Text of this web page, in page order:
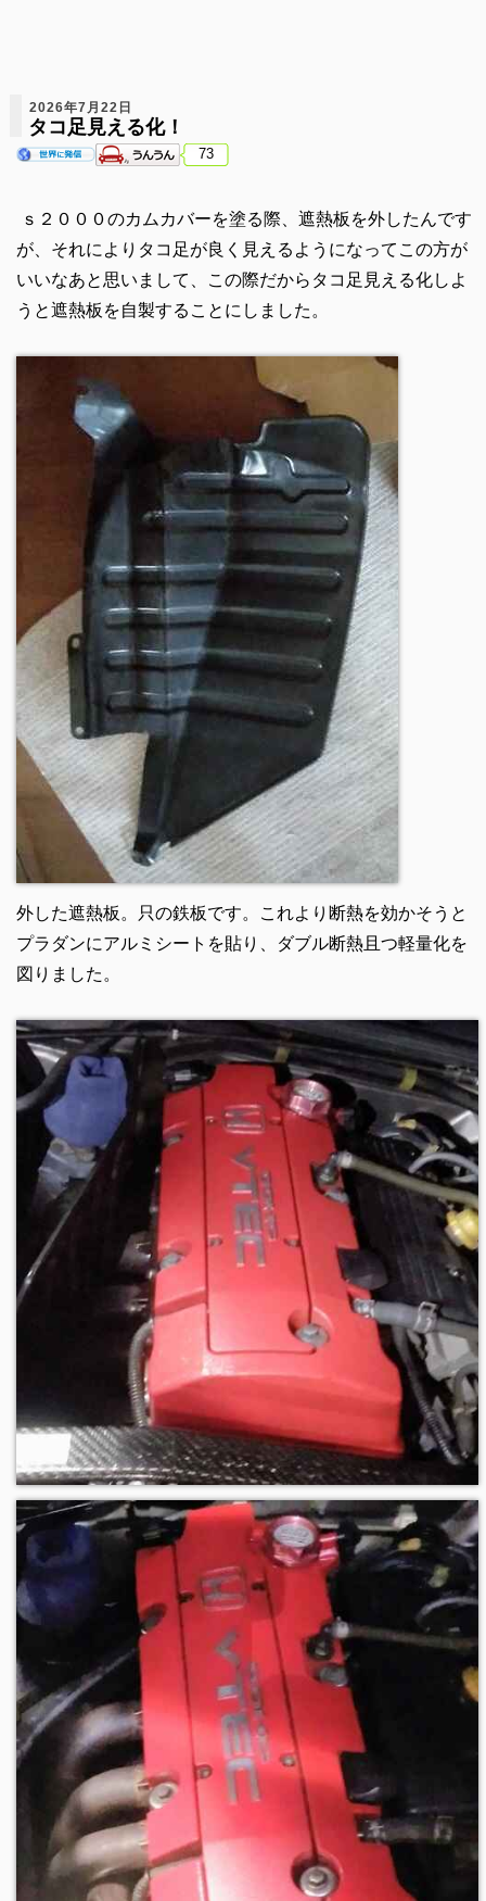
2026年7月22日
タコ足見える化！
73
ｓ２０００のカムカバーを塗る際、遮熱板を外したんです
が、それによりタコ足が良く見えるようになってこの方が
いいなあと思いまして、この際だからタコ足見える化しよ
うと遮熱板を自製することにしました。
外した遮熱板。只の鉄板です。これより断熱を効かそうと
プラダンにアルミシートを貼り、ダブル断熱且つ軽量化を
図りました。